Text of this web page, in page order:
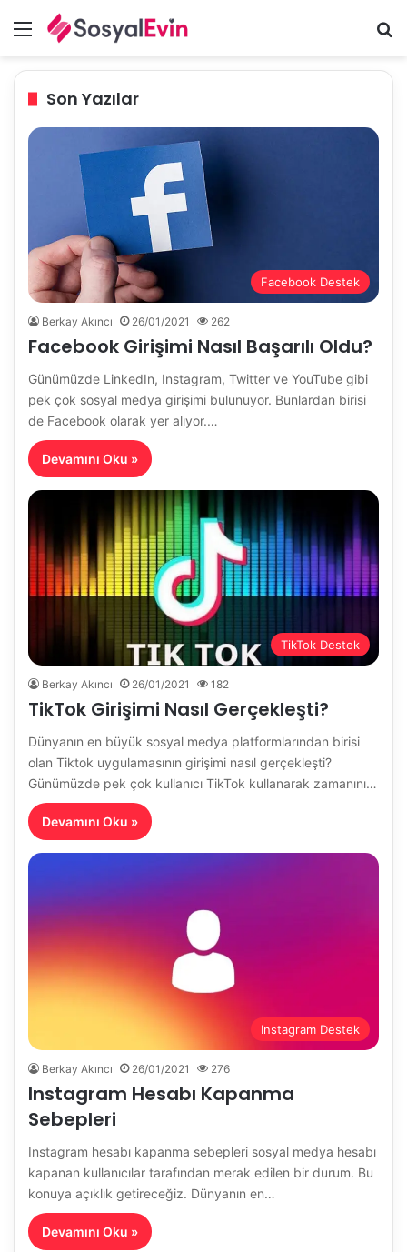
Menü
Son Yazılar
Facebook Destek
Berkay Akıncı 26/01/2021 262
Facebook Girişimi Nasıl Başarılı Oldu?
Günümüzde LinkedIn, Instagram, Twitter ve YouTube gibi
pek çok sosyal medya girişimi bulunuyor. Bunlardan birisi
de Facebook olarak yer alıyor.…
Devamını Oku »
TikTok Destek
Berkay Akıncı 26/01/2021 182
TikTok Girişimi Nasıl Gerçekleşti?
Dünyanın en büyük sosyal medya platformlarından birisi
olan Tiktok uygulamasının girişimi nasıl gerçekleşti?
Günümüzde pek çok kullanıcı TikTok kullanarak zamanını…
Devamını Oku »
Instagram Destek
Berkay Akıncı 26/01/2021 276
Instagram Hesabı Kapanma
Sebepleri
Instagram hesabı kapanma sebepleri sosyal medya hesabı
kapanan kullanıcılar tarafından merak edilen bir durum. Bu
konuya açıklık getireceğiz. Dünyanın en…
Devamını Oku »